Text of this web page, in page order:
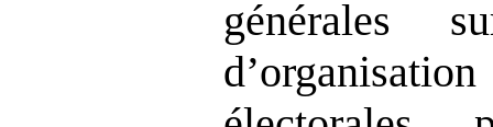
générales